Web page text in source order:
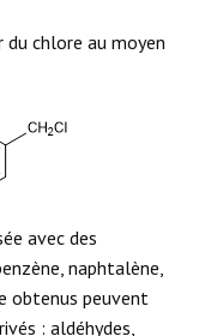
chlore au moyen
avec des
naphtalène,
obtenus peuvent
: aldéhydes,